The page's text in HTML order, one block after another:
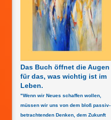
Das Buch öffnet die Augen
für das, was wichtig ist im
Leben.
"Wenn wir Neues schaffen wollen,
müssen wir uns von dem bloß passiv-
betrachtenden Denken, dem Zukunft